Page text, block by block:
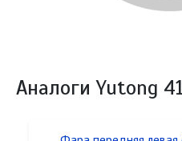
Аналоги Yutong